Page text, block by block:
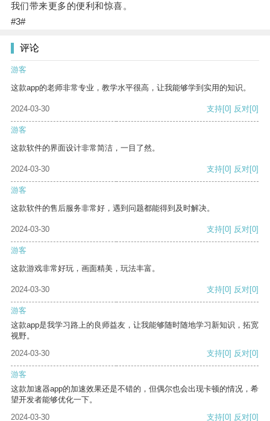
我们带来更多的便利和惊喜。
#3#
评论
游客
这款app的老师非常专业，教学水平很高，让我能够学到实用的知识。
2024-03-30 支持[0] 反对[0]
游客
这款软件的界面设计非常简洁，一目了然。
2024-03-30 支持[0] 反对[0]
游客
这款软件的售后服务非常好，遇到问题都能得到及时解决。
2024-03-30 支持[0] 反对[0]
游客
这款游戏非常好玩，画面精美，玩法丰富。
2024-03-30 支持[0] 反对[0]
游客
这款app是我学习路上的良师益友，让我能够随时随地学习新知识，拓宽
视野。
2024-03-30
支持[0] 反对[0]
游客
这款加速器app的加速效果还是不错的，但偶尔也会出现卡顿的情况，希
望开发者能够优化一下。
2024-03-30
支持[0] 反对[0]